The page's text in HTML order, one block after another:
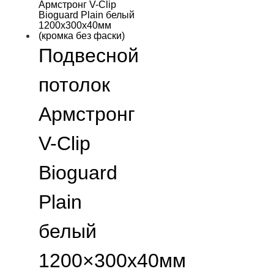
Подвесной
потолок
Армстронг
V-Clip
Bioguard
Plain
белый
1200×300х40мм